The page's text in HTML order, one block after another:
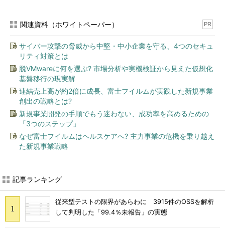
関連資料（ホワイトペーパー） PR
サイバー攻撃の脅威から中堅・中小企業を守る、4つのセキュ
リティ対策とは
脱VMwareに何を選ぶ? 市場分析や実機検証から見えた仮想化
基盤移行の現実解
連結売上高が約2倍に成長、富士フイルムが実践した新規事業
創出の戦略とは?
新規事業開発の手順でもう迷わない、成功率を高めるための
「3つのステップ」
なぜ富士フイルムはヘルスケアへ? 主力事業の危機を乗り越え
た新規事業戦略
記事ランキング
従来型テストの限界があらわに 3915件のOSSを解析
して判明した「99.4％未報告」の実態